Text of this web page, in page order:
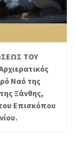
ΤΟΥ
Ναό της
Ξάνθης,
Επισκόπου